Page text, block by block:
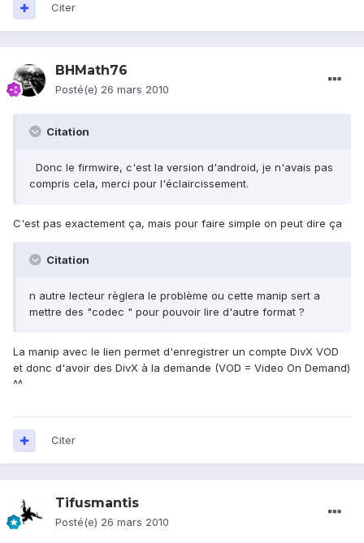
Citer
BHMath76
Posté(e) 26 mars 2010
Citation
Donc le firmwire, c'est la version d'android, je n'avais pas
compris cela, merci pour l'éclaircissement.
C'est pas exactement ça, mais pour faire simple on peut dire ça
Citation
n autre lecteur règlera le problème ou cette manip sert a
mettre des "codec " pour pouvoir lire d'autre format ?
La manip avec le lien permet d'enregistrer un compte DivX VOD
et donc d'avoir des DivX à la demande (VOD = Video On Demand)
^^
Citer
Tifusmantis
Posté(e) 26 mars 2010